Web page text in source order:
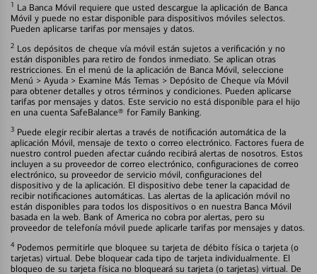
1 La Banca Móvil requiere que usted descargue la aplicación de Banca
Móvil y puede no estar disponible para dispositivos móviles selectos.
Pueden aplicarse tarifas por mensajes y datos.
2 Los depósitos de cheque vía móvil están sujetos a verificación y no
están disponibles para retiro de fondos inmediato. Se aplican otras
restricciones. En el menú de la aplicación de Banca Móvil, seleccione
Menú > Ayuda > Examine Más Temas > Depósito de Cheque vía Móvil
para obtener detalles y otros términos y condiciones. Pueden aplicarse
tarifas por mensajes y datos. Este servicio no está disponible para el hijo
en una cuenta SafeBalance® for Family Banking.
3 Puede elegir recibir alertas a través de notificación automática de la
aplicación Móvil, mensaje de texto o correo electrónico. Factores fuera de
nuestro control pueden afectar cuándo recibirá alertas de nosotros. Estos
incluyen a su proveedor de correo electrónico, configuraciones de correo
electrónico, su proveedor de servicio móvil, configuraciones del
dispositivo y de la aplicación. El dispositivo debe tener la capacidad de
recibir notificaciones automáticas. Las alertas de la aplicación móvil no
están disponibles para todos los dispositivos o en nuestra Banca Móvil
basada en la web. Bank of America no cobra por alertas, pero su
proveedor de telefonía móvil puede aplicarle tarifas por mensajes y datos.
4 Podemos permitirle que bloquee su tarjeta de débito física o tarjeta (o
tarjetas) virtual. Debe bloquear cada tipo de tarjeta individualmente. El
bloqueo de su tarjeta física no bloqueará su tarjeta (o tarjetas) virtual. De